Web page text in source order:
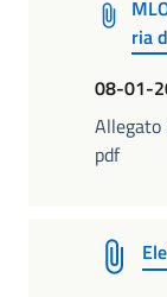
ria
08-01-
pdf